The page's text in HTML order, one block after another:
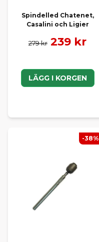
Spindelled Chatenet,
Casalini och Ligier
279 kr 239 kr
LÄGG I KORGEN
-38%